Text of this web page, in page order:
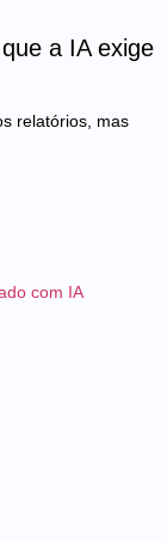
a IA exige
relatórios, mas